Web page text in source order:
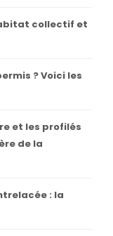
collectif et
? Voici les
et les profilés
de la
: la